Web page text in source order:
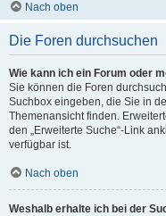
Nach oben
Die Foren durchsuchen
Wie kann ich ein Forum oder
Sie können die Foren
Suchbox eingeben, die Sie in
Themenansicht finden.
den „Erweiterte Suche“-Link
verfügbar ist.
Nach oben
Weshalb erhalte ich bei der